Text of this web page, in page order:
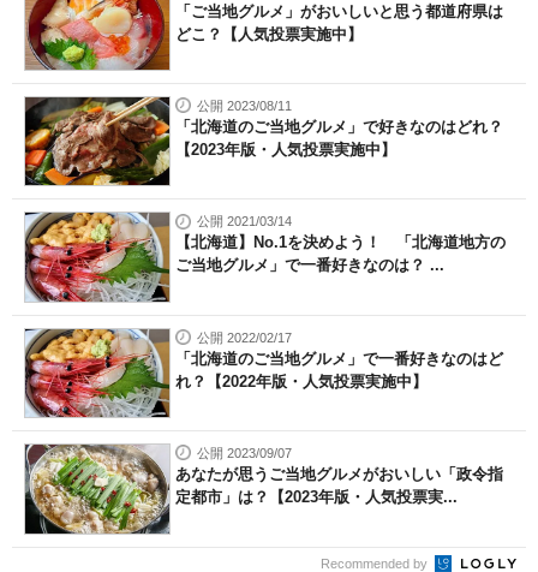
「ご当地グルメ」がおいしいと思う都道府県は
どこ？【人気投票実施中】
公開 2023/08/11
「北海道のご当地グルメ」で好きなのはどれ？
【2023年版・人気投票実施中】
公開 2021/03/14
【北海道】No.1を決めよう！ 「北海道地方の
ご当地グルメ」で一番好きなのは？ ...
公開 2022/02/17
「北海道のご当地グルメ」で一番好きなのはど
れ？【2022年版・人気投票実施中】
公開 2023/09/07
あなたが思うご当地グルメがおいしい「政令指
定都市」は？【2023年版・人気投票実...
Recommended by